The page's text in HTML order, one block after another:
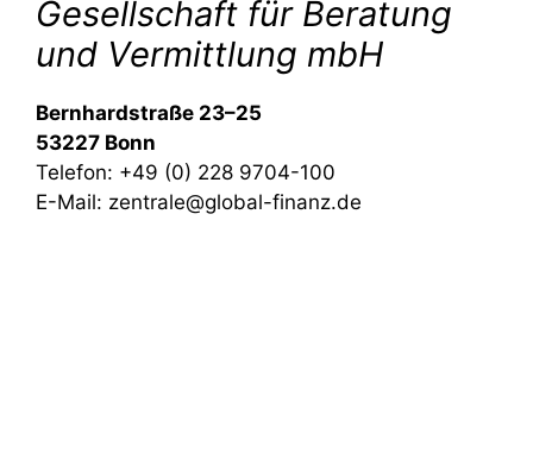
Gesellschaft für Beratung
und Vermittlung mbH
Bernhardstraße 23–25
53227 Bonn
Telefon: +49 (0) 228 9704-100
E-Mail: zentrale@global-finanz.de